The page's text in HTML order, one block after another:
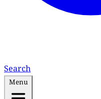
Search
Menu